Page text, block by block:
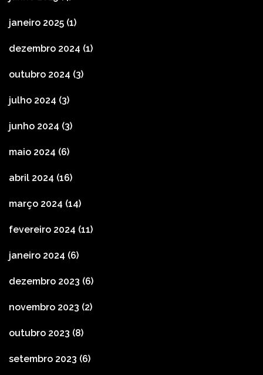
janeiro 2025 (1)
dezembro 2024 (1)
outubro 2024 (3)
julho 2024 (3)
junho 2024 (3)
maio 2024 (6)
abril 2024 (16)
março 2024 (14)
fevereiro 2024 (11)
janeiro 2024 (6)
dezembro 2023 (6)
novembro 2023 (2)
outubro 2023 (8)
setembro 2023 (6)